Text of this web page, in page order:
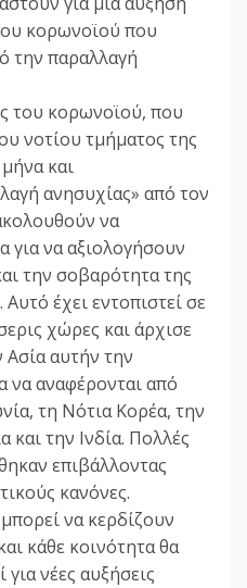
κορωνοϊού που
την παραλλαγή
του κορωνοϊού, που
νοτίου τμήματος της
και
ανησυχίας» από τον
να
για να αξιολογήσουν
την σοβαρότητα της
έχει εντοπιστεί σε
χώρες και άρχισε
Ασία αυτήν την
να αναφέρονται από
τη Νότια Κορέα, την
και την Ινδία. Πολλές
επιβάλλοντας
κανόνες.
να κερδίζουν
κάθε κοινότητα θα
νέες αυξήσεις